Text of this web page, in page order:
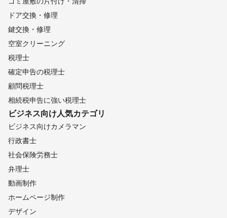
ドア交換・修理
鍵交換・修理
空室クリーニング
税理士
確定申告の税理士
顧問税理士
相続税申告に強い税理士
ビジネス向け人気カテゴリ
ビジネス向けカメラマン
行政書士
社会保険労務士
弁理士
動画制作
ホームページ制作
デザイン